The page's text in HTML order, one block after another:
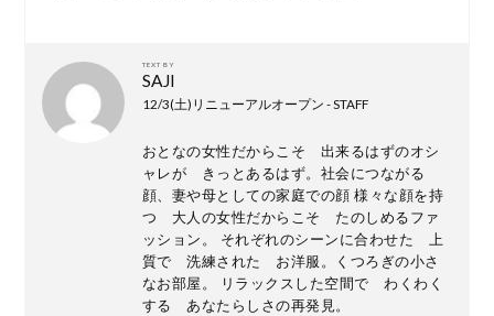
TEXT BY
SAJI
12/3(土)リニューアルオープン - STAFF
おとなの女性だからこそ 出来るはずのオシ
ャレが きっとあるはず。社会につながる
顔、妻や母としての家庭での顔 様々な顔を持
つ 大人の女性だからこそ たのしめるファ
ッション。 それぞれのシーンに合わせた 上
質で 洗練された お洋服。くつろぎの小さ
なお部屋。 リラックスした空間で わくわく
する あなたらしさの再発見。